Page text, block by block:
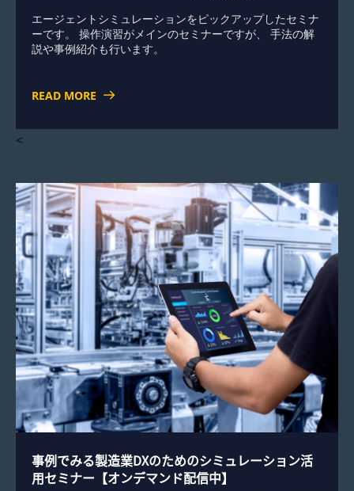
エージェントシミュレーションをピックアップしたセミナ
ーです。 操作演習がメインのセミナーですが、 手法の解
説や事例紹介も行います。
READ MORE
<
事例でみる製造業DXのためのシミュレーション活
用セミナー【オンデマンド配信中】